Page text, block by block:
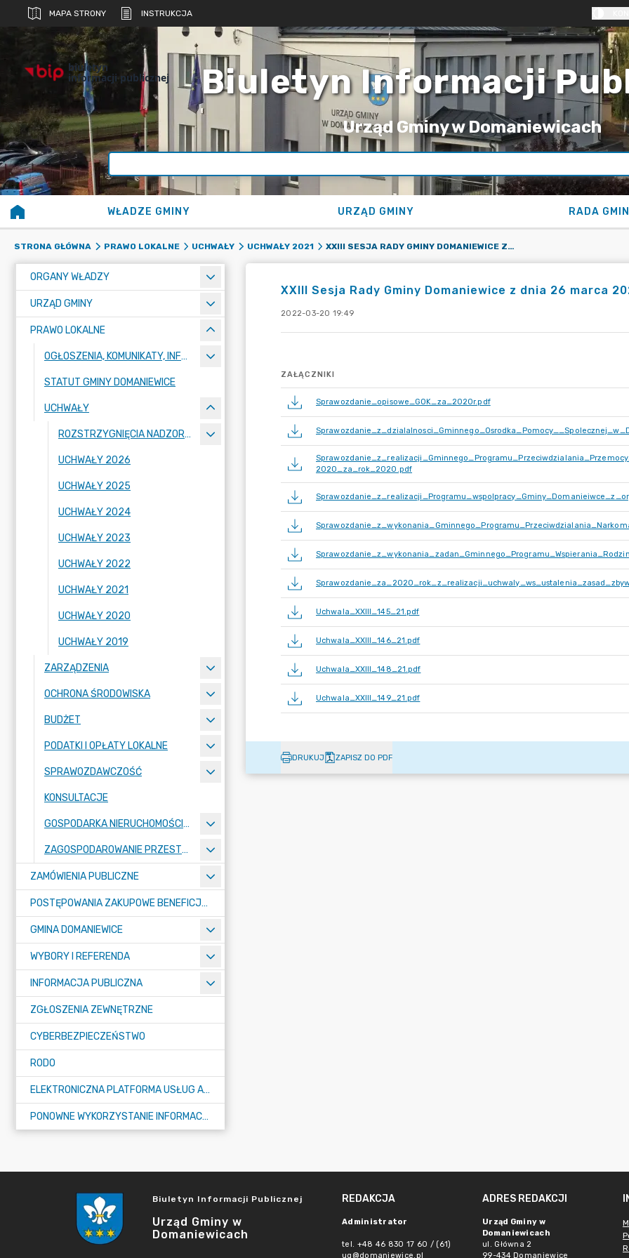
MAPA STRONY INSTRUKCJA
biuletyn
informacji publicznej Biuletyn Informacji
Urząd Gminy w Domaniewicach
WŁADZE GMINY URZĄD GMINY RADA
STRONA GŁÓWNA PRAWO LOKALNE UCHWAŁY UCHWAŁY 2021 XXIII SESJA RADY GMINY DOMANIEWICE Z DNIA 26 MARCA 2021 R.
ORGANY WŁADZY
URZĄD GMINY
PRAWO LOKALNE
OGŁOSZENIA, KOMUNIKATY, INFORMACJE
STATUT GMINY DOMANIEWICE
UCHWAŁY
ROZSTRZYGNIĘCIA NADZORCZE WOJEWODY
UCHWAŁY 2026
UCHWAŁY 2025
UCHWAŁY 2024
UCHWAŁY 2023
UCHWAŁY 2022
UCHWAŁY 2021
UCHWAŁY 2020
UCHWAŁY 2019
ZARZĄDZENIA
OCHRONA ŚRODOWISKA
BUDŻET
PODATKI I OPŁATY LOKALNE
SPRAWOZDAWCZOŚĆ
KONSULTACJE
GOSPODARKA NIERUCHOMOŚCIAMI
ZAGOSPODAROWANIE PRZESTRZENNE
ZAMÓWIENIA PUBLICZNE
POSTĘPOWANIA ZAKUPOWE BENEFICJENTÓW DOTACJI
GMINA DOMANIEWICE
WYBORY I REFERENDA
INFORMACJA PUBLICZNA
ZGŁOSZENIA ZEWNĘTRZNE
CYBERBEZPIECZEŃSTWO
RODO
ELEKTRONICZNA PLATFORMA USŁUG ADMINISTRACJI PUBLICZNEJ - EPUAP
PONOWNE WYKORZYSTANIE INFORMACJI PUBLICZNEJ
XXIII Sesja Rady Gminy Domaniewice z dnia 26 marca
2022-03-20 19:49
ZAŁĄCZNIKI
Sprawozdanie_opisowe_GOK_za_2020r.pdf
2020_za_rok_2020.pdf
Uchwala_XXIII_145_21.pdf
Uchwala_XXIII_146_21.pdf
Uchwala_XXIII_148_21.pdf
Uchwala_XXIII_149_21.pdf
DRUKUJ ZAPISZ DO PDF
Biuletyn Informacji Publicznej
Urząd Gminy w
Domaniewicach
REDAKCJA
Administrator
tel. +48 46 830 17 60 / (61)
ug@domaniewice.pl
ADRES REDAKCJI
Urząd Gminy w
Domaniewicach
ul. Główna 2
99-434 Domaniewice